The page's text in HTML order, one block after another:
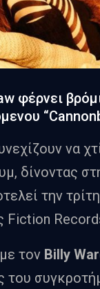
φέρνει
να
δίνοντας
την
Fiction
τον Billy
του